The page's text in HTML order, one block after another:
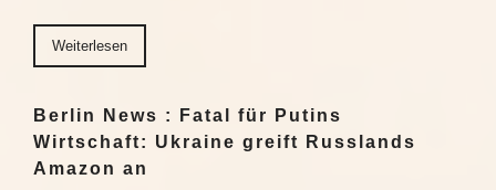
Weiterlesen
Berlin News : Fatal für Putins
Wirtschaft: Ukraine greift Russlands
Amazon an